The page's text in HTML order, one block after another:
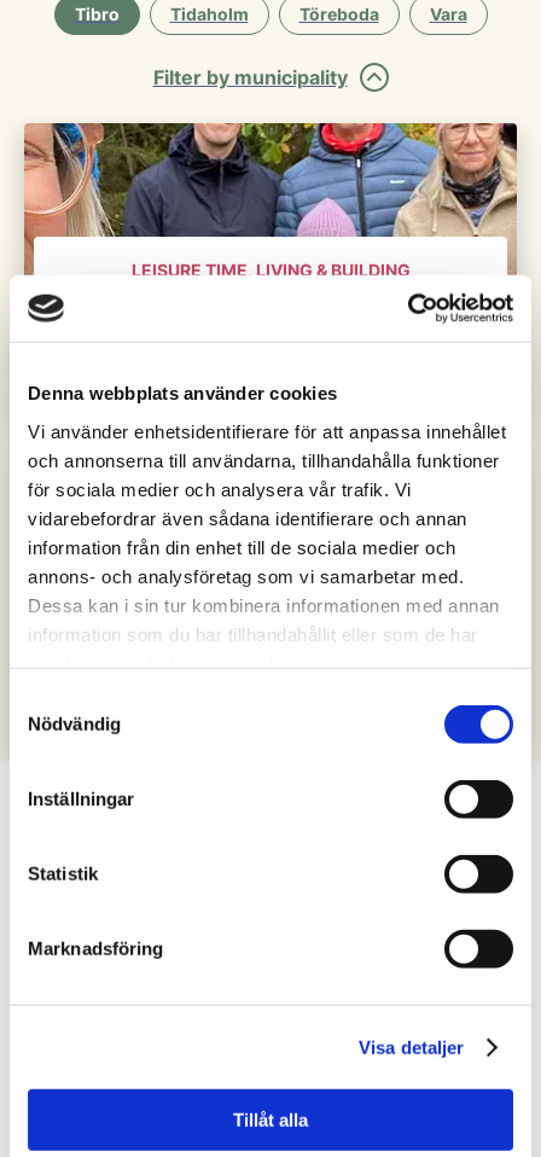
Denna webbplats använder cookies
Vi använder enhetsidentifierare för att anpassa innehållet
och annonserna till användarna, tillhandahålla funktioner
för sociala medier och analysera vår trafik. Vi
vidarebefordrar även sådana identifierare och annan
information från din enhet till de sociala medier och
annons- och analysföretag som vi samarbetar med.
Dessa kan i sin tur kombinera informationen med annan
information som du har tillhandahållit eller som de har
Nödvändig
Inställningar
Statistik
Marknadsföring
Visa detaljer
Tillåt alla
Tibro Tidaholm Töreboda Vara
Filter by municipality
LEISURE TIME, LIVING & BUILDING
Gothenburg native Jennie moved to
Tibro – and brought her extended
LEISURE TIME
Ladies Circle strengthens women’s
Let our relocation
Moving to a new place can feel like
a big decision. Our relocation
guides can answer your questions
and provide tips and advice.